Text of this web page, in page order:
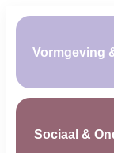
Vormgeving
Sociaal &